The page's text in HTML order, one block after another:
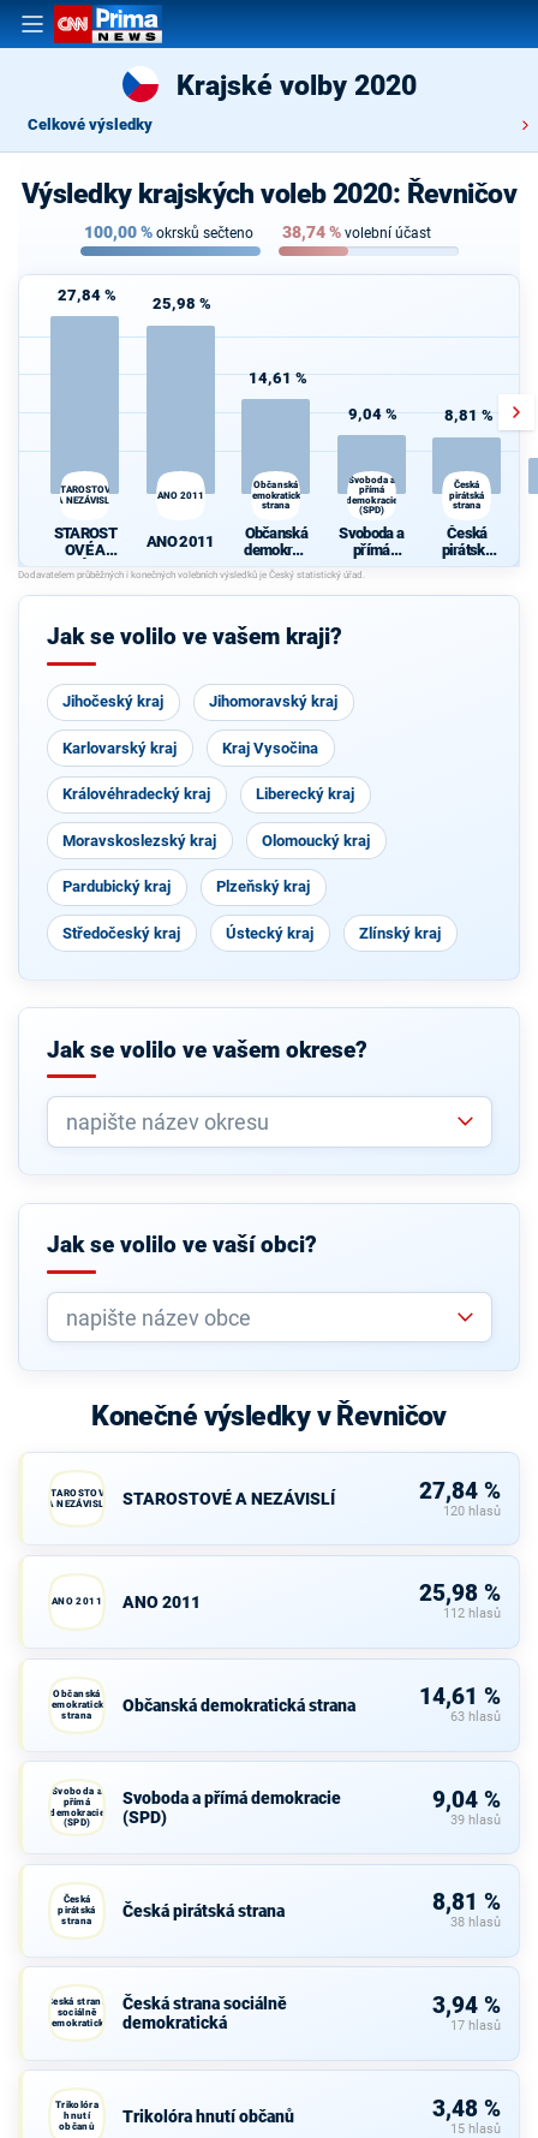
Krajské volby 2020
Celkové výsledky
Výsledky krajských voleb 2020: Řevničov
100,00% okrsků sečteno 38,74% volební účast
27,84 %
STAROSTOVÉ
A NEZÁVISLÍ
STAROST
OVÉ A
NEZÁVISL
Í
25,98 %
ANO 2011
ANO 2011
14,61 %
Občanská
demokratická
strana
Občanská
demokrati
cká strana
9,04 %
Svoboda a
přímá
demokracie
(SPD)
Svoboda a
přímá
demokraci
e (SPD)
8,81 %
Česká
pirátská
strana
Česká
pirátská
strana
Jak se volilo ve vašem kraji?
Jihočeský kraj Jihomoravský kraj
Karlovarský kraj Kraj Vysočina
Královéhradecký kraj Liberecký kraj
Moravskoslezský kraj Olomoucký kraj
Pardubický kraj Plzeňský kraj
Středočeský kraj Ústecký kraj Zlínský kraj
Jak se volilo ve vašem okrese?
Jak se volilo ve vaší obci?
Konečné výsledky v Řevničov
STAROSTOVÉ
A NEZÁVISLÍ
STAROSTOVÉ A NEZÁVISLÍ 27,84 %
120 hlasů
ANO 2011 ANO 2011 25,98 %
112 hlasů
Občanská
demokratická
strana
Občanská demokratická strana 14,61 %
63 hlasů
Svoboda a
přímá
demokracie
(SPD)
Svoboda a přímá demokracie
(SPD)
9,04 %
39 hlasů
Česká
pirátská
strana
Česká pirátská strana 8,81 %
38 hlasů
Česká strana
sociálně
demokratická
Česká strana sociálně
demokratická
3,94 %
17 hlasů
Trikolóra
hnutí
občanů
Trikolóra hnutí občanů 3,48 %
15 hlasů